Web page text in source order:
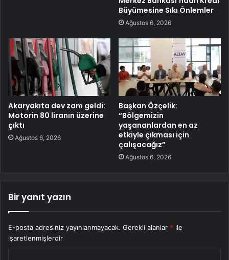
Büyümesine Sıkı Önlemler
Ağustos 6, 2026
Akaryakıta dev zam geldi:
Motorin 80 liranın üzerine
çıktı
Ağustos 6, 2026
Başkan Özçelik:
“Bölgemizin
yaşananlardan en az
etkiyle çıkması için
çalışacağız”
Ağustos 6, 2026
Bir yanıt yazın
E-posta adresiniz yayınlanmayacak. Gerekli alanlar * ile
işaretlenmişlerdir